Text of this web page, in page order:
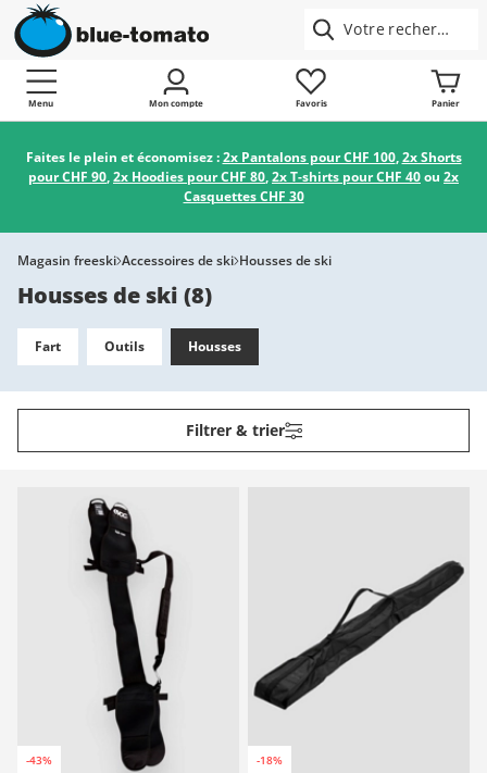
Menu Mon compte Favoris Panier
Faites le plein et économisez :2x Pantalons pour CHF 100,2x Shorts
pour CHF 90,2x Hoodies pour CHF 80,2x T-shirts pour CHF 40ou 2x
Casquettes CHF 30
Magasin freeski Accessoires de ski Housses de ski
Housses de ski (8)
Fart Outils Housses
Filtrer & trier
-43% -18%